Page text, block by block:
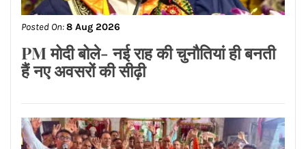
Posted On:8 Aug 2026
PM मोदी बोले- नई राह की चुनौतियां ही बनती
हैं नए अवसरों की सीढ़ी